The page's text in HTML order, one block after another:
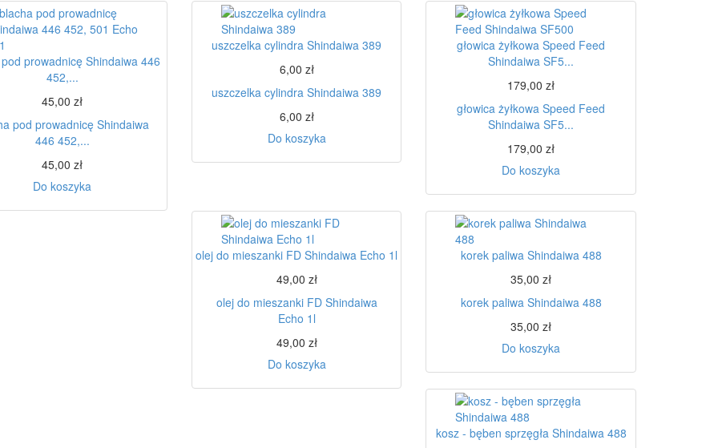
prowadnicę Shindaiwa 446
452,...
45,00 zł
pod prowadnicę Shindaiwa
446 452,...
45,00 zł
Do koszyka
uszczelka cylindra Shindaiwa 389
6,00 zł
uszczelka cylindra Shindaiwa 389
6,00 zł
Do koszyka
głowica żyłkowa Speed Feed
Shindaiwa SF5...
179,00 zł
głowica żyłkowa Speed Feed
Shindaiwa SF5...
179,00 zł
Do koszyka
olej do mieszanki FD Shindaiwa Echo 1l
49,00 zł
olej do mieszanki FD Shindaiwa
Echo 1l
49,00 zł
Do koszyka
korek paliwa Shindaiwa 488
35,00 zł
korek paliwa Shindaiwa 488
35,00 zł
Do koszyka
kosz - bęben sprzęgła Shindaiwa 488